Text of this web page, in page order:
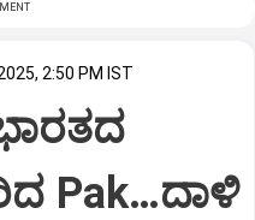
2:50 PM IST
Pak…ದಾಳಿ